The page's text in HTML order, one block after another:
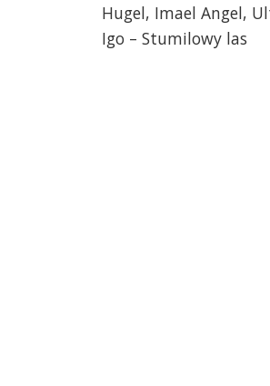
Hugel, Imael Angel,
Igo – Stumilowy las